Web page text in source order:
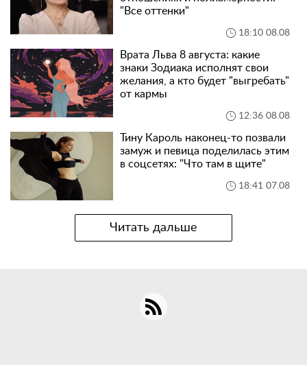
"Все оттенки"
18:10 08.08
Врата Льва 8 августа: какие
знаки Зодиака исполнят свои
желания, а кто будет "выгребать"
от кармы
12:36 08.08
Тину Кароль наконец-то позвали
замуж и певица поделилась этим
в соцсетях: "Что там в щите"
18:41 07.08
Читать дальше